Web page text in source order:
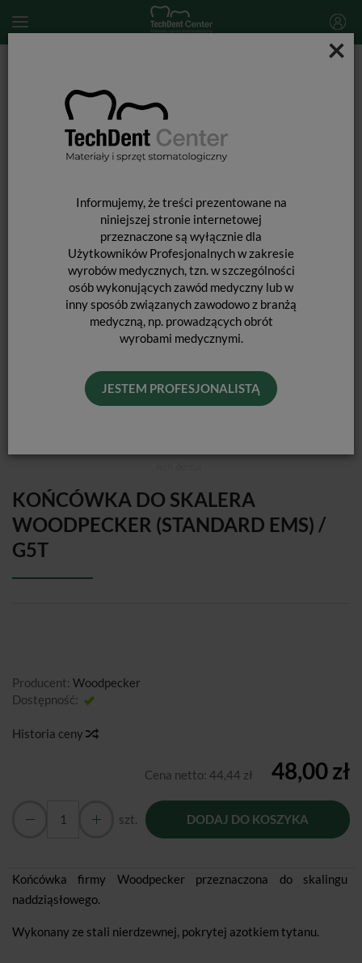
×
Informujemy, że treści prezentowane na
niniejszej stronie internetowej
przeznaczone są wyłącznie dla
Użytkowników Profesjonalnych w zakresie
wyrobów medycznych, tzn. w szczególności
osób wykonujących zawód medyczny lub w
inny sposób związanych zawodowo z branżą
medyczną, np. prowadzących obrót
wyrobami medycznymi.
JESTEM PROFESJONALISTĄ
Końcówka do skalera Woodpecker (standard EMS) / G5T
KOŃCÓWKA DO SKALERA
WOODPECKER (STANDARD EMS) /
G5T
Producent: Woodpecker
Dostępność:
Historia ceny
Cena netto: 44,44 zł 48,00 zł
szt. DODAJ DO KOSZYKA
Końcówka firmy Woodpecker przeznaczona do skalingu
naddziąsłowego.
Wykonany ze stali nierdzewnej, pokrytej azotkiem tytanu.